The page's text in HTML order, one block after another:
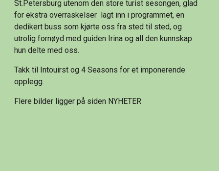
St.Petersburg utenom den store turist sesongen, glad
for ekstra overraskelser  lagt inn i programmet, en
dedikert buss som kjørte oss fra sted til sted, og
utrolig fornøyd med guiden Irina og all den kunnskap
hun delte med oss.
Takk til Intouirst og 4 Seasons for et imponerende
opplegg.
Flere bilder ligger på siden NYHETER